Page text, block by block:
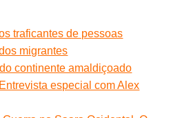
traficantes de pessoas
migrantes
continente amaldiçoado
especial com Alex